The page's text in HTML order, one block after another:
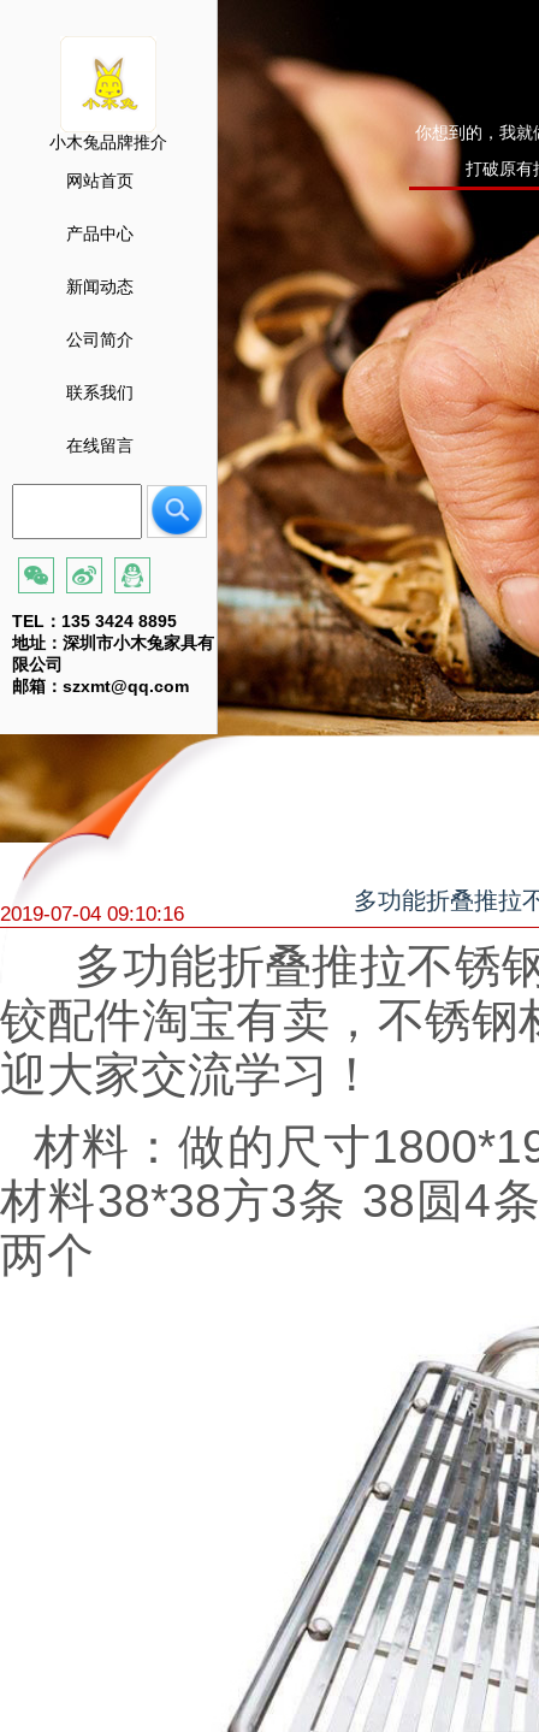
你想到的，我就
打破原有
小木兔品牌推介
网站首页
产品中心
新闻动态
公司简介
联系我们
在线留言
TEL：135 3424 8895
地址：深圳市小木兔家具有
限公司
邮箱：szxmt@qq.com
2019-07-04 09:10:16
多功能折叠推拉
多功能折叠推拉不锈
铰配件淘宝有卖，不锈
迎大家交流学习！
材料：做的尺寸
材料38*38方3条 38圆4
两个